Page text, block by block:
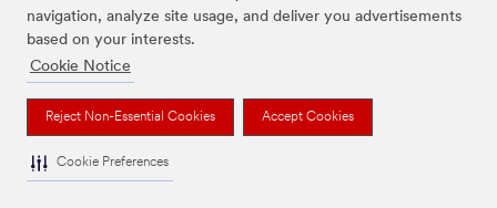
navigation, analyze site usage, and deliver you advertisements
based on your interests.
Cookie Notice
Reject Non-Essential Cookies Accept Cookies
Cookie Preferences